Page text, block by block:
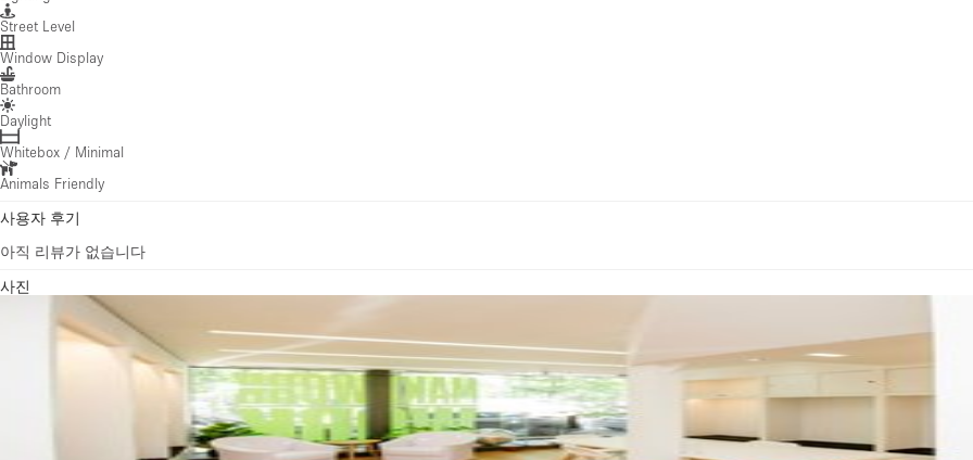
Street Level
Window Display
Bathroom
Daylight
Whitebox / Minimal
Animals Friendly
사용자 후기
아직 리뷰가 없습니다
사진